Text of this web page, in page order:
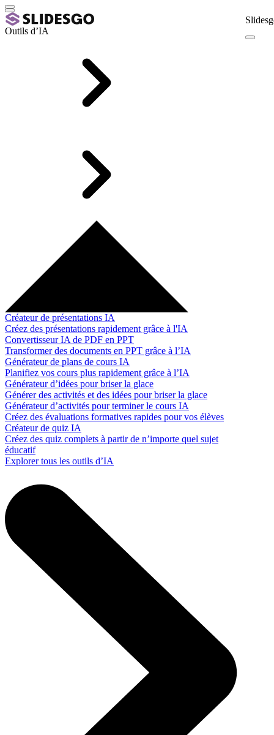
Outils d’IA
Créateur de présentations IA
Créez des présentations rapidement grâce à l'IA
Convertisseur IA de PDF en PPT
Transformer des documents en PPT grâce à l’IA
Générateur de plans de cours IA
Planifiez vos cours plus rapidement grâce à l’IA
Générateur d’idées pour briser la glace
Générer des activités et des idées pour briser la glace
Générateur d’activités pour terminer le cours IA
Créez des évaluations formatives rapides pour vos élèves
Créateur de quiz IA
Créez des quiz complets à partir de n’importe quel sujet
éducatif
Explorer tous les outils d’IA